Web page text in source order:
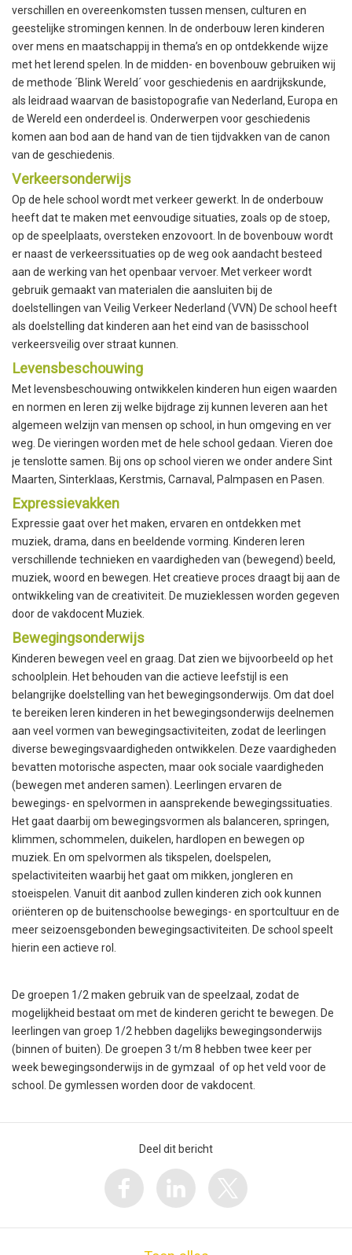
verschillen en overeenkomsten tussen mensen, culturen en
geestelijke stromingen kennen. In de onderbouw leren kinderen
over mens en maatschappij in thema’s en op ontdekkende wijze
met het lerend spelen. In de midden- en bovenbouw gebruiken wij
de methode ´Blink Wereld´ voor geschiedenis en aardrijkskunde,
als leidraad waarvan de basistopografie van Nederland, Europa en
de Wereld een onderdeel is. Onderwerpen voor geschiedenis
komen aan bod aan de hand van de tien tijdvakken van de canon
van de geschiedenis.
Verkeersonderwijs
Op de hele school wordt met verkeer gewerkt. In de onderbouw
heeft dat te maken met eenvoudige situaties, zoals op de stoep,
op de speelplaats, oversteken enzovoort. In de bovenbouw wordt
er naast de verkeerssituaties op de weg ook aandacht besteed
aan de werking van het openbaar vervoer. Met verkeer wordt
gebruik gemaakt van materialen die aansluiten bij de
doelstellingen van Veilig Verkeer Nederland (VVN) De school heeft
als doelstelling dat kinderen aan het eind van de basisschool
verkeersveilig over straat kunnen.
Levensbeschouwing
Met levensbeschouwing ontwikkelen kinderen hun eigen waarden
en normen en leren zij welke bijdrage zij kunnen leveren aan het
algemeen welzijn van mensen op school, in hun omgeving en ver
weg. De vieringen worden met de hele school gedaan. Vieren doe
je tenslotte samen. Bij ons op school vieren we onder andere Sint
Maarten, Sinterklaas, Kerstmis, Carnaval, Palmpasen en Pasen.
Expressievakken
Expressie gaat over het maken, ervaren en ontdekken met
muziek, drama, dans en beeldende vorming. Kinderen leren
verschillende technieken en vaardigheden van (bewegend) beeld,
muziek, woord en bewegen. Het creatieve proces draagt bij aan de
ontwikkeling van de creativiteit. De muzieklessen worden gegeven
door de vakdocent Muziek.
Bewegingsonderwijs
Kinderen bewegen veel en graag. Dat zien we bijvoorbeeld op het
schoolplein. Het behouden van die actieve leefstijl is een
belangrijke doelstelling van het bewegingsonderwijs. Om dat doel
te bereiken leren kinderen in het bewegingsonderwijs deelnemen
aan veel vormen van bewegingsactiviteiten, zodat de leerlingen
diverse bewegingsvaardigheden ontwikkelen. Deze vaardigheden
bevatten motorische aspecten, maar ook sociale vaardigheden
(bewegen met anderen samen). Leerlingen ervaren de
bewegings- en spelvormen in aansprekende bewegingssituaties.
Het gaat daarbij om bewegingsvormen als balanceren, springen,
klimmen, schommelen, duikelen, hardlopen en bewegen op
muziek. En om spelvormen als tikspelen, doelspelen,
spelactiviteiten waarbij het gaat om mikken, jongleren en
stoeispelen. Vanuit dit aanbod zullen kinderen zich ook kunnen
oriënteren op de buitenschoolse bewegings- en sportcultuur en de
meer seizoensgebonden bewegingsactiviteiten. De school speelt
hierin een actieve rol.
De groepen 1/2 maken gebruik van de speelzaal, zodat de
mogelijkheid bestaat om met de kinderen gericht te bewegen. De
leerlingen van groep 1/2 hebben dagelijks bewegingsonderwijs
(binnen of buiten). De groepen 3 t/m 8 hebben twee keer per
week bewegingsonderwijs in de gymzaal of op het veld voor de
school. De gymlessen worden door de vakdocent.
Deel dit bericht